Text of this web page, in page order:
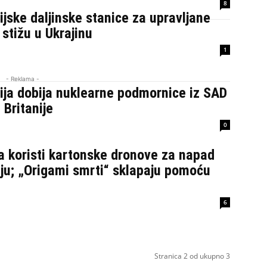
8
daljinske stanice za upravljane
u Ukrajinu
1
- Reklama -
dobija nuklearne podmornice iz SAD
Britanije
0
koristi kartonske dronove za napad
„Origami smrti“ sklapaju pomoću
6
Stranica 2 od ukupno 3